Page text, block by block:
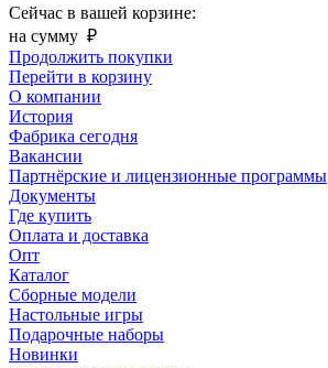
Сейчас в вашей корзине:
на сумму ₽
Продолжить покупки
Перейти в корзину
О компании
История
Фабрика сегодня
Вакансии
Партнёрские и лицензионные программы
Документы
Где купить
Оплата и доставка
Опт
Каталог
Сборные модели
Настольные игры
Подарочные наборы
Новинки